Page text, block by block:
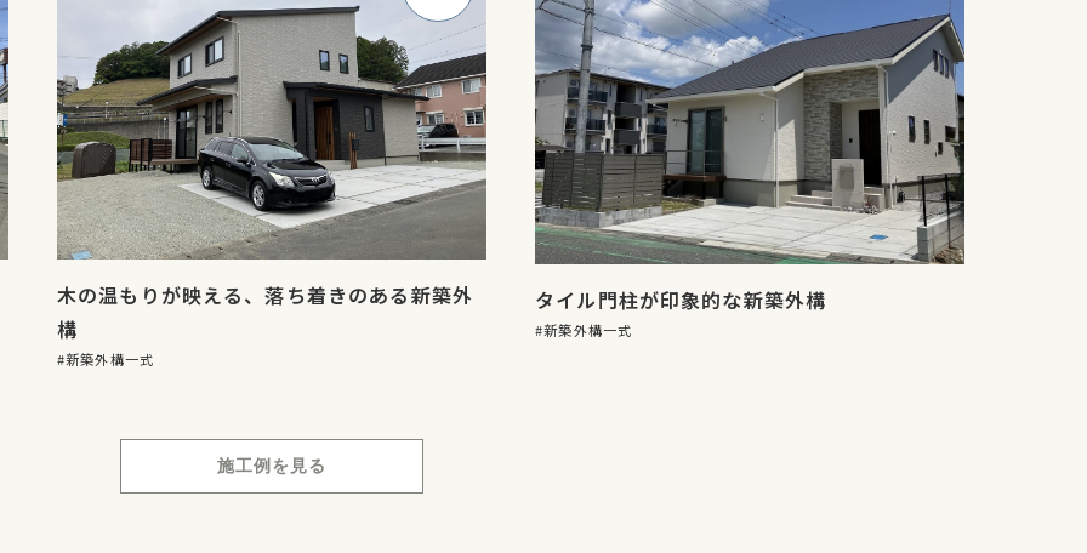
木の温もりが映える、落ち着きのある新築外
構
新築外構一式
タイル門柱が印象的な新築外構
新築外構一式
施工例を見る